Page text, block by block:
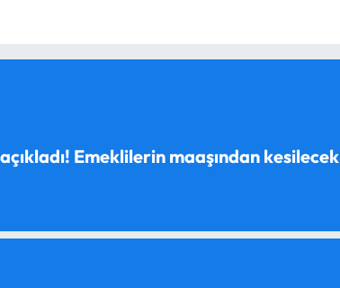
Emeklilerin maaşından kesilecek